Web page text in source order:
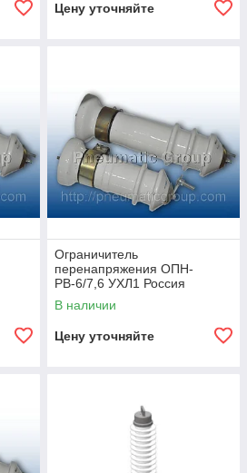
Цену уточняйте
Ограничитель
перенапряжения ОПН-
РВ-6/7,6 УХЛ1 Россия
В наличии
Цену уточняйте